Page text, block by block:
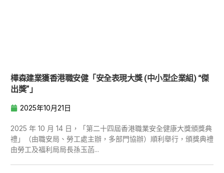
樺森建業獲香港職安健「安全表現大獎 (中小型企業組) “傑
出獎”」
2025年10月21日
2025 年 10 月 14 日，「第二十四屆香港職業安全健康大獎頒獎典
禮」（由職安局、勞工處主辦，多部門協辦）順利舉行，頒獎典禮
由勞工及福利局局長孫玉菡...